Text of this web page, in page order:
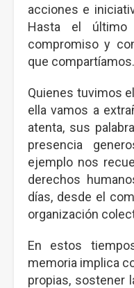
acciones e
Hasta el último
compromiso y
que compartíamos.
Quienes tuvimos
ella vamos a
atenta, sus
presencia
ejemplo nos
derechos
días, desde el
organización
En estos
memoria implica
propias, sostener